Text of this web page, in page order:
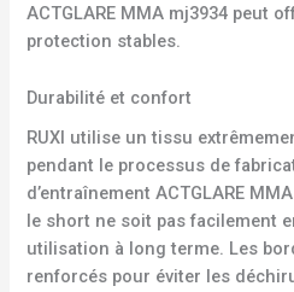
ACTGLARE MMA mj3934 peut
protection stables.
Durabilité et confort
RUXI utilise un tissu
pendant le processus de
d’entraînement ACTGLARE
le short ne soit pas facilement
utilisation à long terme. Les
renforcés pour éviter les